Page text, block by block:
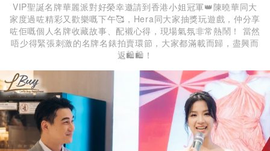
VIP聖誕名牌華麗派對好榮幸邀請到香港小姐冠軍👑陳曉華同大
家度過咗精彩又歡樂嘅下午🥰，Hera同大家抽獎玩遊戲，仲分享
咗佢嘅個人名牌收藏故事、配襯心得，現場氣氛非常熱鬧！ 當然
唔少得緊張刺激的名牌名錶拍賣環節，大家都滿載而歸，盡興而
返🛍🛍！